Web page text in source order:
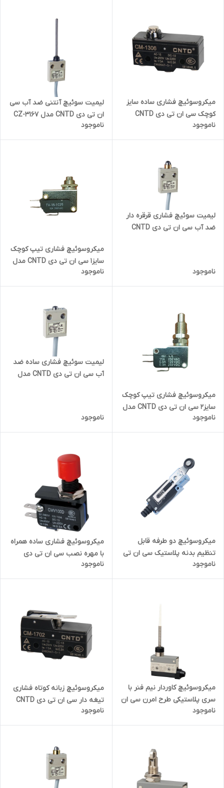
میکروسوئیچ فشاری ساده سایز
کوچک سی ان تی دی CNTD
مدل CM-1307
ناموجود
لیمیت سوئیچ آنتنی ضد آب سی
ان تی دی CNTD مدل CZ-3167
ناموجود
لیمیت سوئیچ فشاری قرقره دار
ضد آب سی ان تی دی CNTD
ناموجود
میکروسوئیچ فشاری تیپ کوچک
سایز1 سی ان تی دی CNTD مدل
TV-15-1C251
ناموجود
میکروسوئیچ فشاری تیپ کوچک
سایز2 سی ان تی دی CNTD مدل
TV-15-1C252
ناموجود
لیمیت سوئیچ فشاری ساده ضد
آب سی ان تی دی CNTD مدل
ناموجود
میکروسوئیچ دو طرفه قابل
تنظیم بدنه پلاستیک سی ان تی
دی CNTD مدل TZ-8108P
ناموجود
میکروسوئیچ فشاری ساده همراه
با مهره نصب سی ان تی دی
CNTD مدل CMVP10-D
ناموجود
میکروسوئیچ کاوردار نیم فنر با
سری پلاستیکی طرح امرن سی ان
تی دی CNTD مدل CZ-7166
ناموجود
میکروسوئیچ زبانه کوتاه فشاری
تیغه دار سی ان تی دی CNTD
مدل CM-1702
ناموجود